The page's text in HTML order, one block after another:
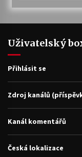
Uživatelský
Přihlásit se
Zdroj kanálů
Kanál komentářů
Česká lokalizace